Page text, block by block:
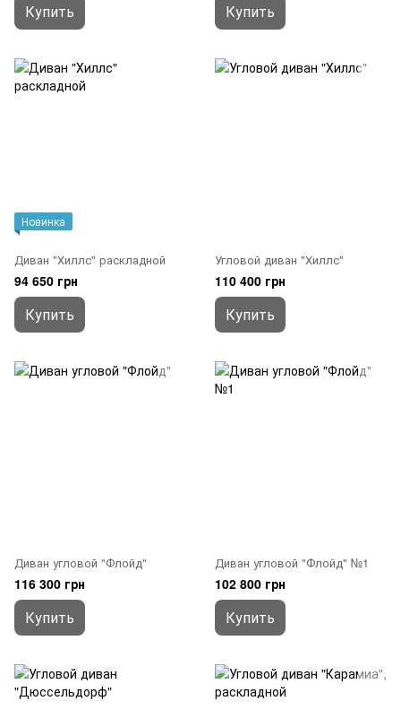
Купить Купить
Новинка
Диван "Хиллс" раскладной
94 650 грн
Купить
Угловой диван "Хиллс"
110 400 грн
Купить
Диван угловой "Флойд"
116 300 грн
Купить
Диван угловой "Флойд" №1
102 800 грн
Купить